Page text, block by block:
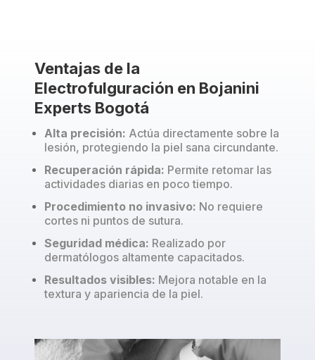
Ventajas de la
Electrofulguración en Bojanini
Experts Bogotá
Alta precisión: Actúa directamente sobre la
lesión, protegiendo la piel sana circundante.
Recuperación rápida: Permite retomar las
actividades diarias en poco tiempo.
Procedimiento no invasivo: No requiere
cortes ni puntos de sutura.
Seguridad médica: Realizado por
dermatólogos altamente capacitados.
Resultados visibles: Mejora notable en la
textura y apariencia de la piel.